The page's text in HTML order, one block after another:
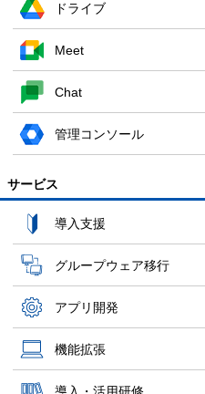
ドライブ
Meet
Chat
管理コンソール
サービス
導入支援
グループウェア移行
アプリ開発
機能拡張